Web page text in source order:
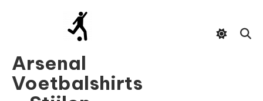
Arsenal
Voetbalshirts